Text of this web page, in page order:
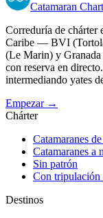
Catamaran
Correduría de chárter
Caribe — BVI
(Le Marin) y Granada
con reserva en
intermediando yates
Empezar →
Chárter
Catamaranes
Catamaranes a
Sin patrón
Con tripulación
Destinos